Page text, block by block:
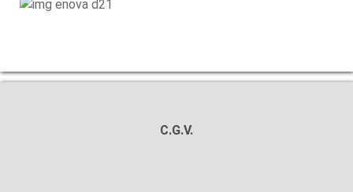
C.G.V.